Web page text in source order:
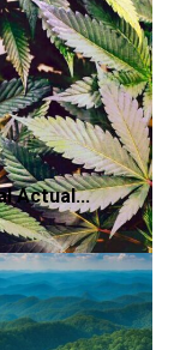
Actual...